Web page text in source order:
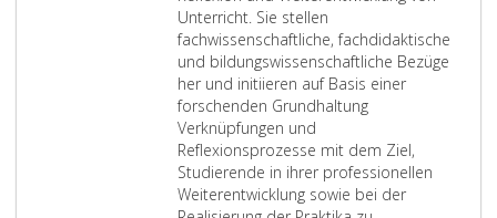
l
i
c
h
e
n
u
n
d
e
n
s
a
f
t
e
d
e
r
V
e
r
t
e
Unterricht. Sie stellen
fachwissenschaftliche, fachdidaktische
und bildungswissenschaftliche Bezüge
her und initiieren auf Basis einer
forschenden Grundhaltung
Verknüpfungen und
Reflexionsprozesse mit dem Ziel,
Studierende in ihrer professionellen
Weiterentwicklung sowie bei der